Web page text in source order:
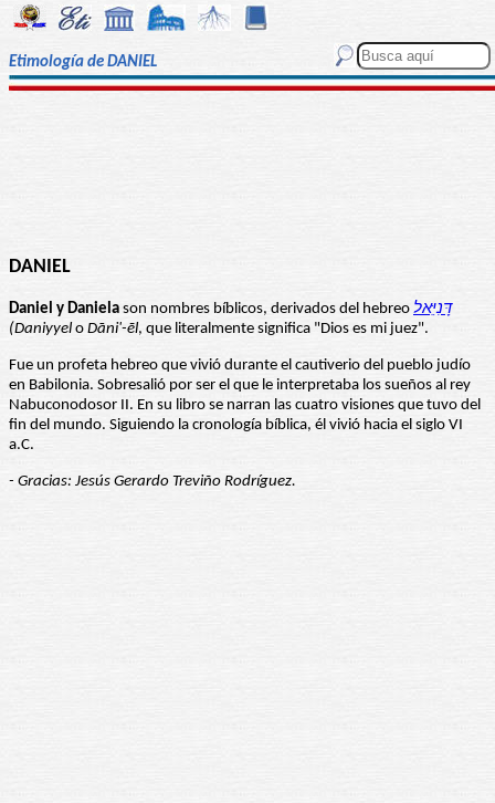
Etimología de DANIEL
DANIEL
Daniel y Daniela son nombres bíblicos, derivados del hebreo דָּנִיֵּאל
(Daniyyel o Dāni'-ēl, que literalmente significa "Dios es mi juez".
Fue un profeta hebreo que vivió durante el cautiverio del pueblo judío
en Babilonia. Sobresalió por ser el que le interpretaba los sueños al rey
Nabuconodosor II. En su libro se narran las cuatro visiones que tuvo del
fin del mundo. Siguiendo la cronología bíblica, él vivió hacia el siglo VI
a.C.
- Gracias: Jesús Gerardo Treviño Rodríguez.